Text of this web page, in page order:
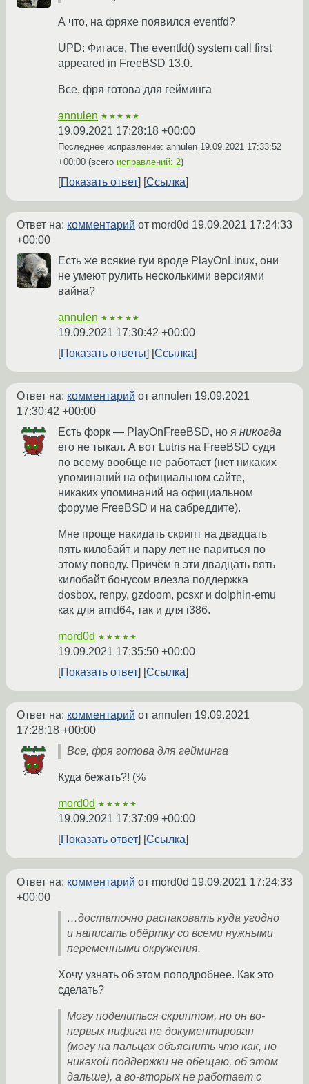
А что, на фряхе появился eventfd?
UPD: Фигасе, The eventfd() system call first
appeared in FreeBSD 13.0.
Все, фря готова для гейминга
annulen ★★★★★
19.09.2021 17:28:18 +00:00
Последнее исправление: annulen 19.09.2021 17:33:52
+00:00 (всего исправлений: 2)
Показать ответ Ссылка
Ответ на: комментарий от mord0d 19.09.2021 17:24:33
+00:00
Есть же всякие гуи вроде PlayOnLinux, они
не умеют рулить несколькими версиями
вайна?
annulen ★★★★★
19.09.2021 17:30:42 +00:00
Показать ответы
Ссылка
Ответ на: комментарий от annulen 19.09.2021
17:30:42 +00:00
Есть форк — PlayOnFreeBSD, но я никогда
его не тыкал. А вот Lutris на FreeBSD судя
по всему вообще не работает (нет никаких
упоминаний на официальном сайте,
никаких упоминаний на официальном
форуме FreeBSD и на сабреддите).
Мне проще накидать скрипт на двадцать
пять килобайт и пару лет не париться по
этому поводу. Причём в эти двадцать пять
килобайт бонусом влезла поддержка
dosbox, renpy, gzdoom, pcsxr и dolphin-emu
как для amd64, так и для i386.
mord0d ★★★★★
19.09.2021 17:35:50 +00:00
Показать ответ
Ссылка
Ответ на: комментарий от annulen 19.09.2021
17:28:18 +00:00
Все, фря готова для гейминга
Куда бежать?! (%
mord0d ★★★★★
19.09.2021 17:37:09 +00:00
Показать ответ
Ссылка
Ответ на: комментарий от mord0d 19.09.2021 17:24:33
+00:00
…достаточно распаковать куда угодно
и написать обёртку со всеми нужными
переменными окружения.
Хочу узнать об этом поподробнее. Как это
сделать?
Могу поделиться скриптом, но он во-
первых нифига не документирован
(могу на пальцах объяснить что как, но
никакой поддержки не обещаю, об этом
дальше), а во-вторых не работает с